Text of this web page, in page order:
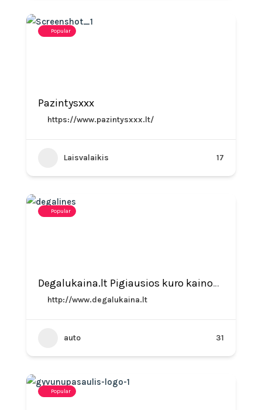
Popular
Pazintysxxx
https://www.pazintysxxx.lt/
Laisvalaikis 17
Popular
Degalukaina.lt Pigiausios kuro kainos lietuvoje
http://www.degalukaina.lt
auto 31
Popular